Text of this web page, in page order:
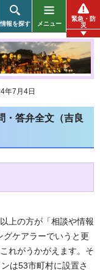
情報を探す メニュー
緊急・防
災
年7月4日
・答弁全文（吉良
上の方が「相談や情報
ケアラーでいうと更
れがうかがえます。そ
は53市町村に設置さ